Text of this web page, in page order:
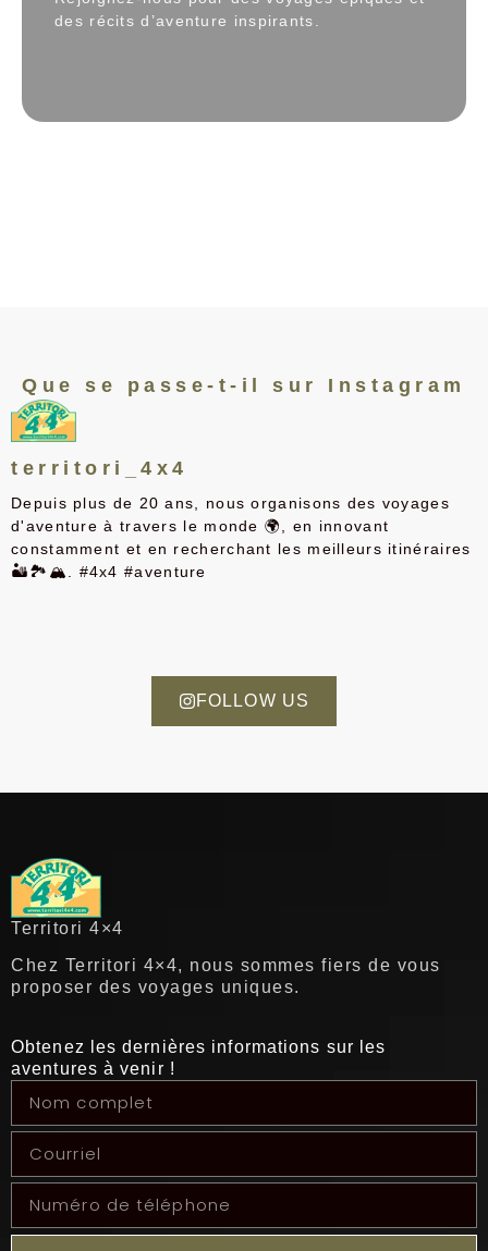
des récits d’aventure inspirants.
Que se passe-t-il sur Instagram
territori_4x4
Depuis plus de 20 ans, nous organisons des voyages
d'aventure à travers le monde 🌍, en innovant
constamment et en recherchant les meilleurs itinéraires
🏜️🏞️🏔️. #4x4 #aventure
FOLLOW US
Territori 4×4
Chez Territori 4×4, nous sommes fiers de vous
proposer des voyages uniques.
Obtenez les dernières informations sur les
aventures à venir !